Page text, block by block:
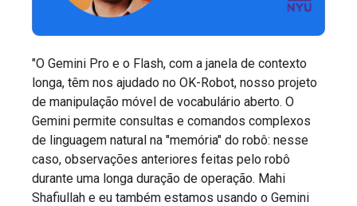
"O Gemini Pro e o Flash, com a janela de contexto
longa, têm nos ajudado no OK-Robot, nosso projeto
de manipulação móvel de vocabulário aberto. O
Gemini permite consultas e comandos complexos
de linguagem natural na "memória" do robô: nesse
caso, observações anteriores feitas pelo robô
durante uma longa duração de operação. Mahi
Shafiullah e eu também estamos usando o Gemini